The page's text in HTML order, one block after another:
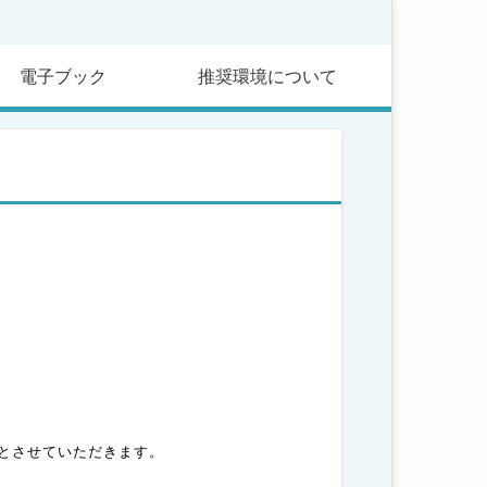
電子ブック 推奨環境について
せていただきます。